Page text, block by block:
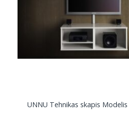
UNNU Tehnikas skapis